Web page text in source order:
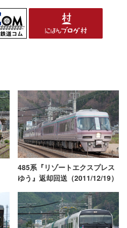
485系『リゾートエクスプレス
ゆう』返却回送（2011/12/19）